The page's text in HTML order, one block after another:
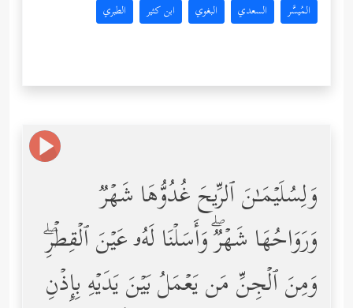
المُيسَّر السعدي البغوي ابن كثير الطبري
وَلِسُلَیۡمَـٰنَ ٱلرِّیحَ غُدُوُّهَا شَهۡرࣱ
وَرَوَاحُهَا شَهۡرࣱۖ وَأَسَلۡنَا لَهُۥ عَیۡنَ ٱلۡقِطۡرِۖ
وَمِنَ ٱلۡجِنِّ مَن یَعۡمَلُ بَیۡنَ یَدَیۡهِ بِإِذۡنِ